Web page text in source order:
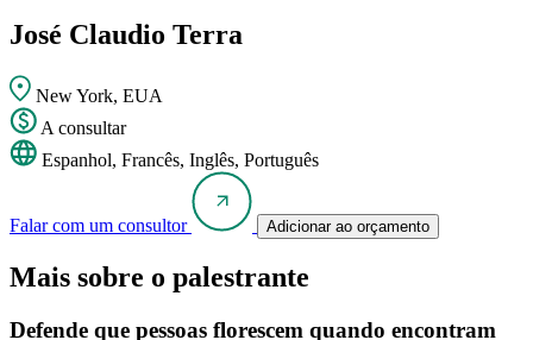
José Claudio Terra
New York, EUA
A consultar
Espanhol, Francês, Inglês, Português
Falar com um consultor Adicionar ao orçamento
Mais sobre o palestrante
Defende que pessoas florescem quando encontram